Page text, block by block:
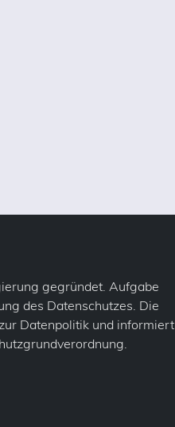
gegründet. Aufgabe
des Datenschutzes. Die
Datenpolitik und informiert